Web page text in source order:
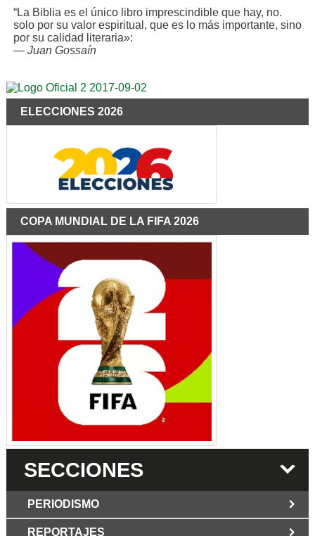
“La Biblia es el único libro imprescindible que hay, no.
solo por su valor espiritual, que es lo más importante, sino
por su calidad literaria»:
— Juan Gossaín
ELECCIONES 2026
COPA MUNDIAL DE LA FIFA 2026
SECCIONES
PERIODISMO
REPORTAJES